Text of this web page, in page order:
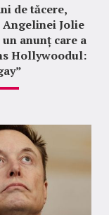
de tăcere,
Jolie
anunț care a
Hollywoodul: